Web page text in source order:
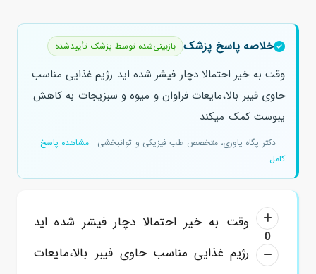
خلاصه پاسخ پزشک بازبینی‌شده توسط پزشک تأییدشده
وقت به خیر احتمالا دچار فیشر شده اید رژیم غذایی مناسب
حاوی فیبر بالا،مایعات فراوان و میوه و سبزیجات به کاهش
یبوست کمک میکند
— دکتر پگاه یاوری، متخصص طب فیزیکی و توانبخشی
مشاهده پاسخ
کامل
0
وقت به خیر احتمالا دچار فیشر شده اید
رژیم غذاییمناسب حاوی فیبر بالا،مایعات